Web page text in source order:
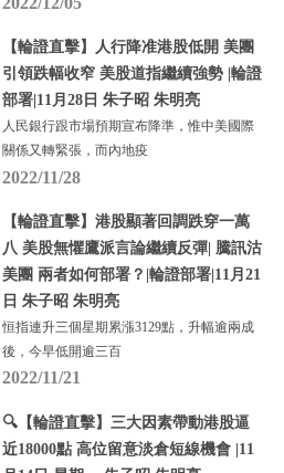
【輪證直擊】人行降准港股低開 美團
引領跌幅收窄 美股道指繼續強勢 |輪證
部署|11月28日 朱子昭 朱明亮
人民銀行跟市場預期宣布降準，惟中美國際
關係又轉緊張，而內地疫
2022/11/28
【輪證直擊】港股顯著回調跌穿一萬
八 美股無懼鷹派言論繼續反彈| 騰訊沽
美團 兩者如何部署？|輪證部署|11月21
日 朱子昭 朱明亮
恒指連升三個星期累漲3129點，升幅逾兩成
後，今早低開逾三百
2022/11/21
🔍【輪證直擊】三大因素帶動港股逼
近18000點 高位留意淡倉短線機會 |11